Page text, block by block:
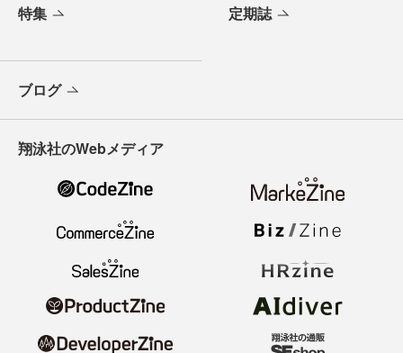
特集 定期誌
ブログ
翔泳社のWebメディア